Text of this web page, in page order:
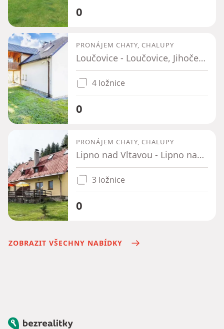
0
PRONÁJEM CHATY, CHALUPY
Loučovice - Loučovice, Jihočeský kraj
4 ložnice
0
PRONÁJEM CHATY, CHALUPY
Lipno nad Vltavou - Lipno nad Vltavou, Jihočeský kraj
3 ložnice
0
ZOBRAZIT VŠECHNY NABÍDKY
Bezrealitky